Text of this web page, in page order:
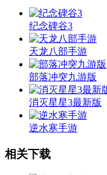
纪念碑谷3
天龙八部手游
部落冲突九游版
消灭星星3最新版
逆水寒手游
相关下载